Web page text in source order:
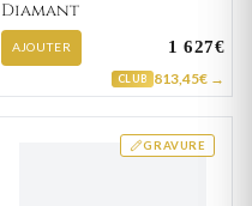
Diamant
AJOUTER 1 627€
CLUB 813,45€ →
GRAVURE